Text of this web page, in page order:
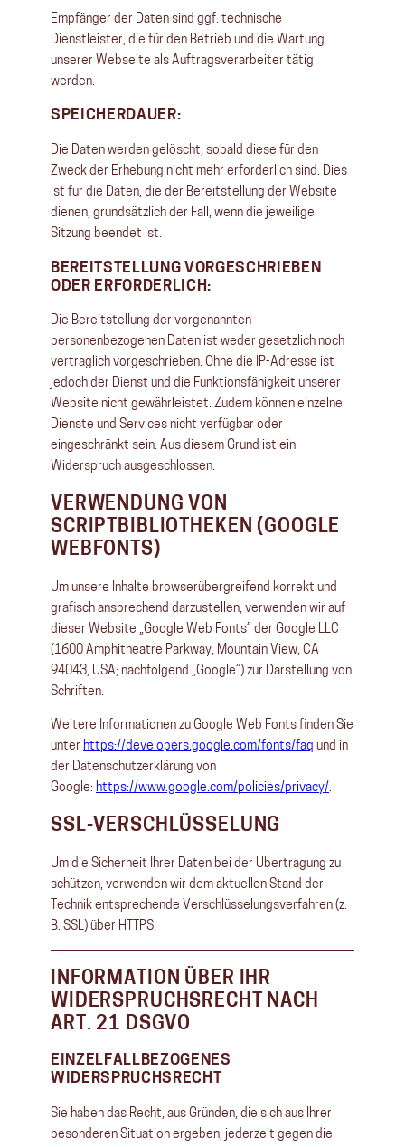
Empfänger der Daten sind ggf. technische
Dienstleister, die für den Betrieb und die Wartung
unserer Webseite als Auftragsverarbeiter tätig
werden.
SPEICHERDAUER:
Die Daten werden gelöscht, sobald diese für den
Zweck der Erhebung nicht mehr erforderlich sind. Dies
ist für die Daten, die der Bereitstellung der Website
dienen, grundsätzlich der Fall, wenn die jeweilige
Sitzung beendet ist.
BEREITSTELLUNG VORGESCHRIEBEN
ODER ERFORDERLICH:
Die Bereitstellung der vorgenannten
personenbezogenen Daten ist weder gesetzlich noch
vertraglich vorgeschrieben. Ohne die IP-Adresse ist
jedoch der Dienst und die Funktionsfähigkeit unserer
Website nicht gewährleistet. Zudem können einzelne
Dienste und Services nicht verfügbar oder
eingeschränkt sein. Aus diesem Grund ist ein
Widerspruch ausgeschlossen.
VERWENDUNG VON
SCRIPTBIBLIOTHEKEN (GOOGLE
WEBFONTS)
Um unsere Inhalte browserübergreifend korrekt und
grafisch ansprechend darzustellen, verwenden wir auf
dieser Website „Google Web Fonts” der Google LLC
(1600 Amphitheatre Parkway, Mountain View, CA
94043, USA; nachfolgend „Google”) zur Darstellung von
Schriften.
Weitere Informationen zu Google Web Fonts finden Sie
unter https://developers.google.com/fonts/faq und in
der Datenschutzerklärung von
Google: https://www.google.com/policies/privacy/.
SSL-VERSCHLÜSSELUNG
Um die Sicherheit Ihrer Daten bei der Übertragung zu
schützen, verwenden wir dem aktuellen Stand der
Technik entsprechende Verschlüsselungsverfahren (z.
B. SSL) über HTTPS.
INFORMATION ÜBER IHR
WIDERSPRUCHSRECHT NACH
ART. 21 DSGVO
EINZELFALLBEZOGENES
WIDERSPRUCHSRECHT
Sie haben das Recht, aus Gründen, die sich aus Ihrer
besonderen Situation ergeben, jederzeit gegen die